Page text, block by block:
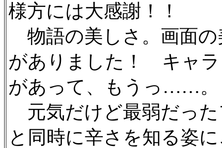
様方には大感謝！！
物語の美しさ。画面の
がありました！ キャラ
があって、もうっ……。
元気だけど最弱だっ
と同時に辛さを知る姿